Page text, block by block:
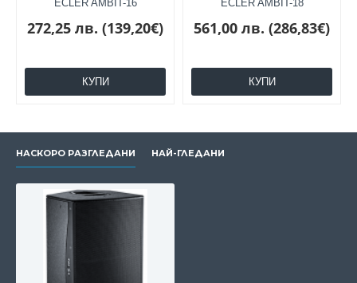
ECLER AMBIT-16
272,25 лв. (139,20€)
КУПИ
ECLER AMBIT-18
561,00 лв. (286,83€)
КУПИ
НАСКОРО РАЗГЛЕДАНИ НАЙ-ГЛЕДАНИ